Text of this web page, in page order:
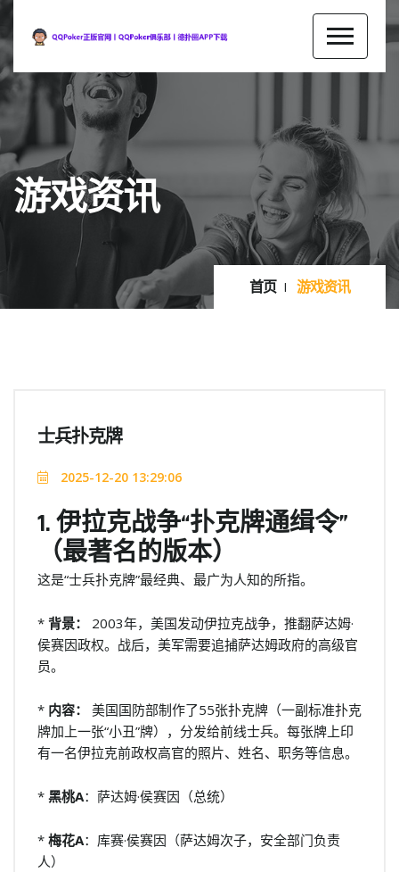
游戏资讯
首页 游戏资讯
士兵扑克牌
2025-12-20 13:29:06
1. 伊拉克战争“扑克牌通缉令”
（最著名的版本）
这是“士兵扑克牌”最经典、最广为人知的所指。
* 背景：
2003年，美国发动伊拉克战争，推翻萨达姆·
侯赛因政权。战后，美军需要追捕萨达姆政府的高级官
员。
* 内容：
美国国防部制作了55张扑克牌（一副标准扑克
牌加上一张“小丑”牌），分发给前线士兵。每张牌上印
有一名伊拉克前政权高官的照片、姓名、职务等信息。
* 黑桃A：萨达姆·侯赛因（总统）
* 梅花A：库赛·侯赛因（萨达姆次子，安全部门负责
人）